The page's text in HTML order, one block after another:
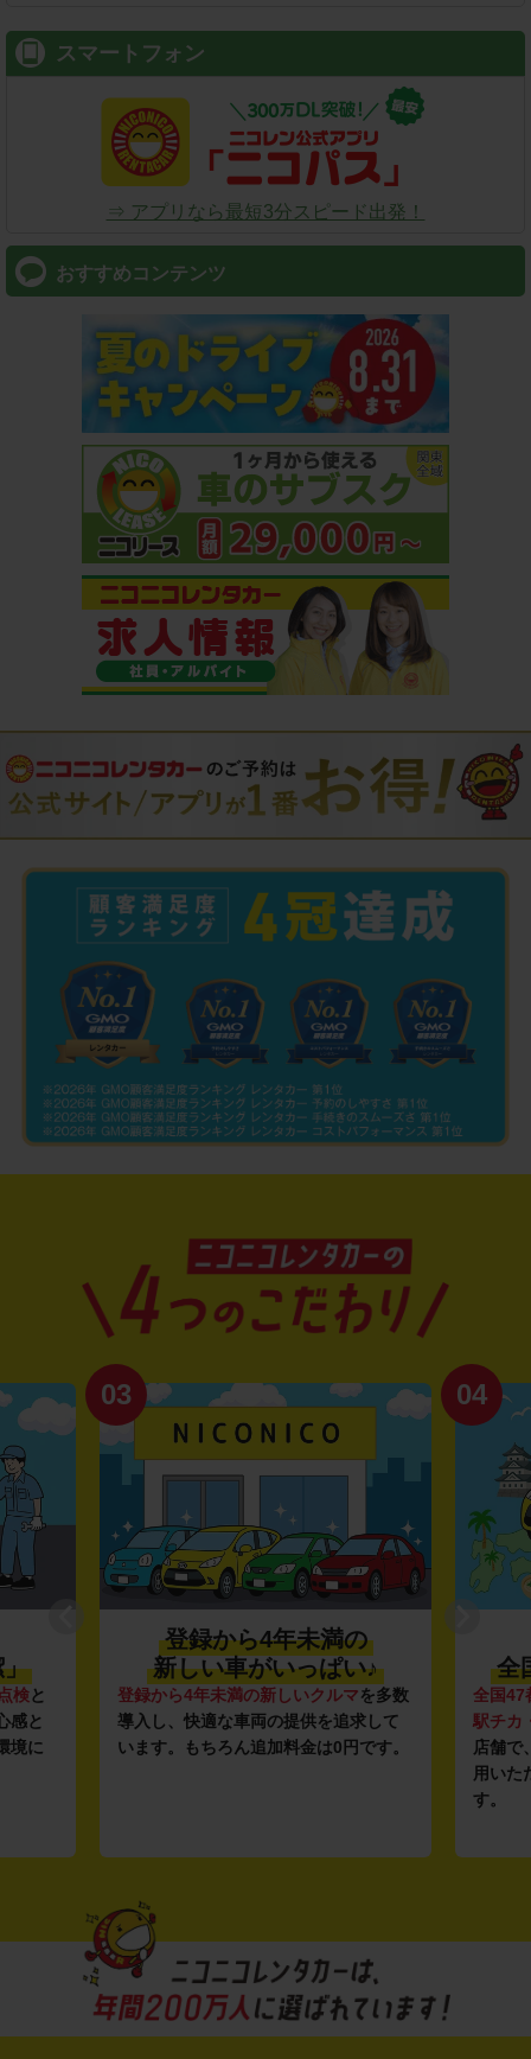
スマートフォン
⇒ アプリなら最短3分スピード出発！
おすすめコンテンツ
」
検と
感と
境に
03
登録から4年未満の
新しい車がいっぱい♪
登録から4年未満の新しいクルマを多数
導入し、快適な車両の提供を追求して
います。もちろん追加料金は0円です。
04
全
全国47
駅チカ
店舗で
用いた
す。